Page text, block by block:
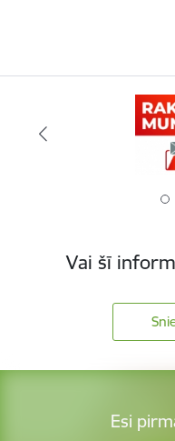
Vai šī
Esi